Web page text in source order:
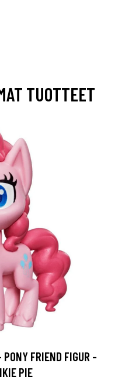
TUOTTEET
FRIEND FIGUR -
PIE